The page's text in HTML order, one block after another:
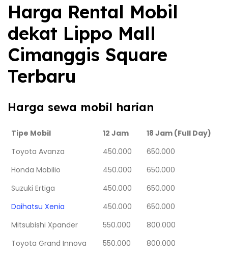
Harga Rental Mobil
dekat Lippo Mall
Cimanggis Square
Terbaru
Harga sewa mobil harian
Tipe Mobil 12 Jam
18 Jam (Full Day)
Toyota Avanza
450.000
650.000
Honda Mobilio
450.000
650.000
Suzuki Ertiga
450.000
650.000
Daihatsu Xenia
450.000
650.000
Mitsubishi Xpander
550.000
800.000
Toyota Grand Innova
550.000 800.000